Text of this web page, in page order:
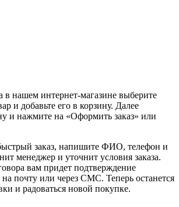
в нашем интернет-магазине выберите
и добавьте его в корзину. Далее
и нажмите на «Оформить заказ» или
заказ, напишите ФИО, телефон и
менеджер и уточнит условия заказа.
вам придет подтверждение
почту или через СМС. Теперь останется
и радоваться новой покупке.